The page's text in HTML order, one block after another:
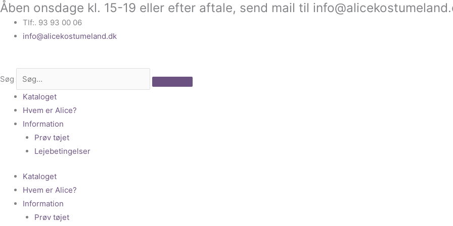
Gå
indholdet
Åben onsdage kl. 15-19 eller efter aftale, send mail til
Tlf:. 93 93 00 06
info@alicekostumeland.dk
Søg
Kataloget
Hvem er Alice?
Information
Prøv tøjet
Lejebetingelser
Kataloget
Hvem er Alice?
Information
Prøv tøjet